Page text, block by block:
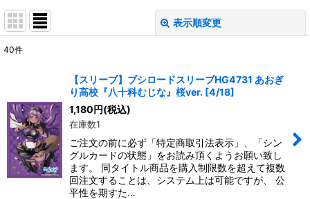
表示順変更
並び順:
絞り込む
40件
【スリーブ】ブシロードスリーブHG4731 あおぎ
り高校『八十科むじな』桜ver. [4/18]
1,180円(税込)
在庫数1
ご注文の前に必ず「特定商取引法表示」、「シン
グルカードの状態」をお読み頂くようお願い致し
ます。 同タイトル商品を購入制限数を超えて複数
回注文することは、システム上は可能ですが、 公
平性を期すた…